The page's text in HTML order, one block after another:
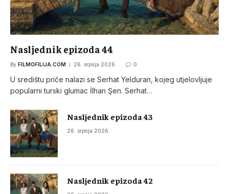
Nasljednik epizoda 44
By FILMOFILIJA.COM 26. srpnja 2026. 0
U središtu priče nalazi se Serhat Yelduran, kojeg utjelovljuje
popularni turski glumac İlhan Şen. Serhat…
Nasljednik epizoda 43
26. srpnja 2026.
Nasljednik epizoda 42